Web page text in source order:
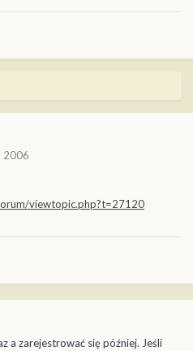
2006
viewtopic.php?t=27120
a zarejestrować się później. Jeśli